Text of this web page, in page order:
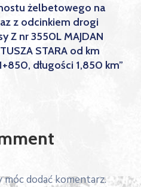
żelbetowego na
z odcinkiem drogi
Z nr 3550L MAJDAN
STARA od km
długości 1,850 km”
móc dodać komentarz.